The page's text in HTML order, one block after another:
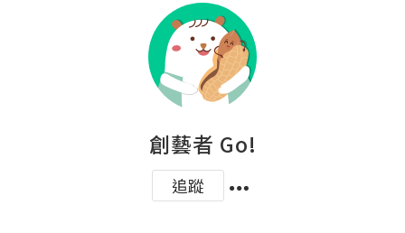
創藝者 Go!
追蹤